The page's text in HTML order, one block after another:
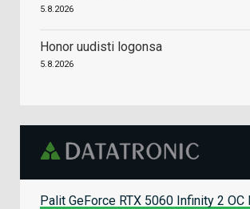
5.8.2026
Honor uudisti logonsa
5.8.2026
Palit GeForce RTX 5060 Infinity 2 OC